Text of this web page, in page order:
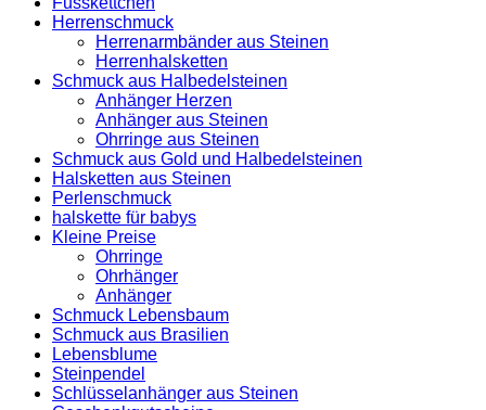
Herrenschmuck
Herrenarmbänder aus Steinen
Herrenhalsketten
Schmuck aus Halbedelsteinen
Anhänger Herzen
Anhänger aus Steinen
Ohrringe aus Steinen
Schmuck aus Gold und Halbedelsteinen
Halsketten aus Steinen
Perlenschmuck
halskette für babys
Kleine Preise
Ohrringe
Ohrhänger
Anhänger
Schmuck Lebensbaum
Schmuck aus Brasilien
Lebensblume
Steinpendel
Schlüsselanhänger aus Steinen